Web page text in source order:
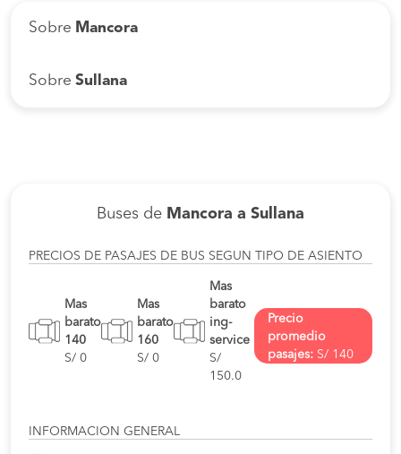
Sobre Mancora
Sobre Sullana
Buses de Mancora a Sullana
PRECIOS DE PASAJES DE BUS SEGUN TIPO DE ASIENTO
Mas
barato
140
S/ 0
Mas
barato
160
S/ 0
Mas
barato
ing-
service
S/
150.0
Precio
promedio
pasajes:S/ 140
INFORMACION GENERAL